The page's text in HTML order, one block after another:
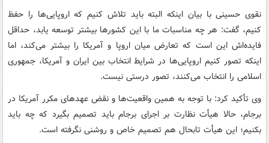
نقوی حسینی با بیان اینکه البته باید تلاش کنیم که اروپایی‌ها را حفظ
کنیم، گفت: هر چه مناسبات ما با این کشورها بیشتر توسعه یابد، حداقل
فایده‌اش این است که تعارض میان اروپا و آمریکا را بیشتر می‌کند، اما
اینکه تصور کنیم اروپایی‌ها در شرایط انتخاب بین ایران و آمریکا، جمهوری
اسلامی را انتخاب می‌کنند، تصور درستی نیست.
وی تأکید کرد: با توجه به همین واقعیت‌ها و نقض عهدهای مکرر آمریکا در
برجام، حالا هیأت نظارت بر اجرای برجام باید تصمیم بگیرد که چه باید
بکنیم؛ این هیأت تابحال هم تصمیم خاص و روشنی نگرفته است.